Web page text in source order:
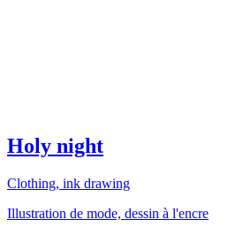
Holy night
Clothing, ink drawing
Illustration de mode, dessin à l'encre